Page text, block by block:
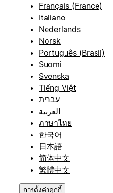
Français (France)
Italiano
Nederlands
Norsk
Português (Brasil)
Suomi
Svenska
Tiếng Việt
עברית
العربية
ภาษาไทย
한국어
日本語
简体中文
繁體中文
การตั้งค่าคุกกี้